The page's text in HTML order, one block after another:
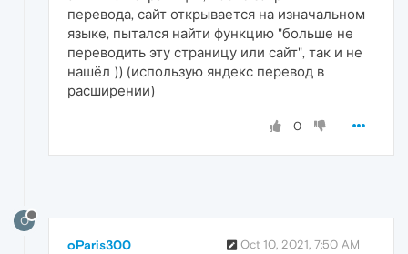
перевода, сайт открывается на изначальном
языке, пытался найти функцию "больше не
переводить эту страницу или сайт", так и не
нашёл )) (использую яндекс перевод в
расширении)
0
O
oParis300 Oct 10, 2021, 7:50 AM